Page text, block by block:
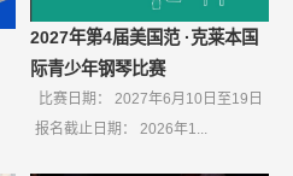
2027年第4届美国范 ·克莱本国
际青少年钢琴比赛
比赛日期： 2027年6月10日至19日
报名截止日期： 2026年1...